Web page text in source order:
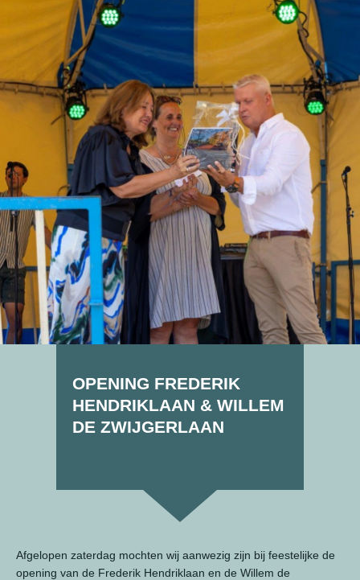
OPENING FREDERIK
HENDRIKLAAN & WILLEM
DE ZWIJGERLAAN
Afgelopen zaterdag mochten wij aanwezig zijn bij feestelijke de
opening van de Frederik Hendriklaan en de Willem de